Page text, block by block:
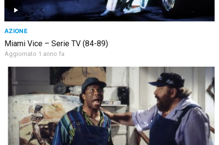
AZIONE
Miami Vice – Serie TV (84-89)
Aggiornato 1 anno fa